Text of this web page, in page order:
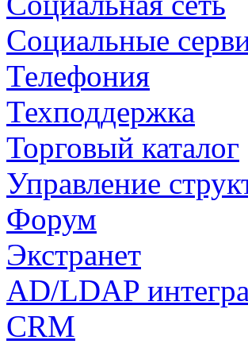
Социальные
Телефония
Техподдержка
Торговый каталог
Управление
Форум
Экстранет
AD/LDAP
CRM